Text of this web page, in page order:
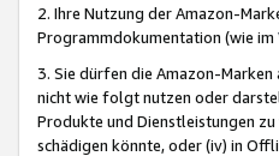
2. Ihre Nutzung der Amazon-
Programmdokumentation (wie im
3. Sie dürfen die Amazon-
nicht wie folgt nutzen oder
Produkte und Dienstleistungen
schädigen könnte, oder (iv) in